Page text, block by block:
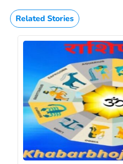
Related Stories